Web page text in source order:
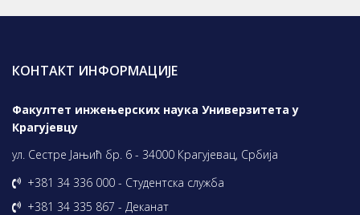
КОНТАКТ ИНФОРМАЦИЈЕ
Факултет инжењерских наука Универзитета у
Крагујевцу
ул. Сестре Јањић бр. 6 - 34000 Крагујевац, Србија
+381 34 336 000 - Студентска служба
+381 34 335 867 - Деканат